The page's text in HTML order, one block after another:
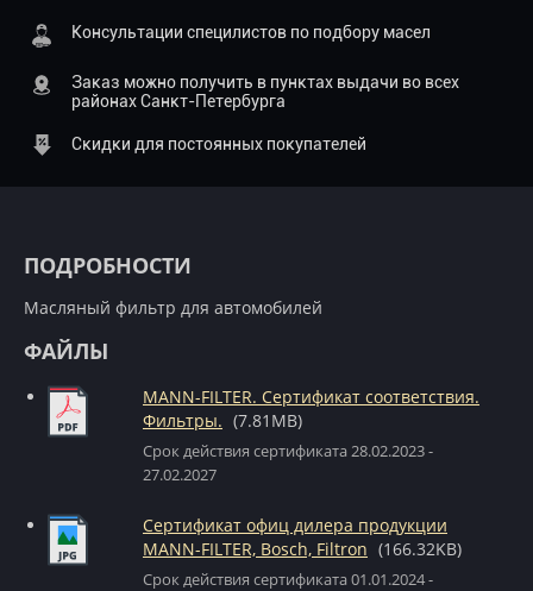
Консультации специлистов по подбору масел
Заказ можно получить в пунктах выдачи во всех
районах Санкт-Петербурга
Скидки для постоянных покупателей
ПОДРОБНОСТИ
Масляный фильтр для автомобилей
ФАЙЛЫ
MANN-FILTER. Сертификат соответствия.
Фильтры. (7.81MB)
Срок действия сертификата 28.02.2023 -
27.02.2027
Сертификат офиц дилера продукции
MANN-FILTER, Bosch, Filtron (166.32KB)
Срок действия сертификата 01.01.2024 -